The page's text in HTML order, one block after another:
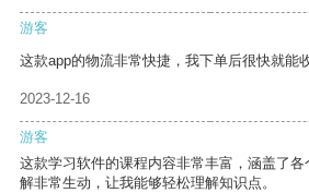
游客
这款app的物流非常快捷，我下单后很快就能
2023-12-16
游客
这款学习软件的课程内容非常丰富，涵盖了
解非常生动，让我能够轻松理解知识点。